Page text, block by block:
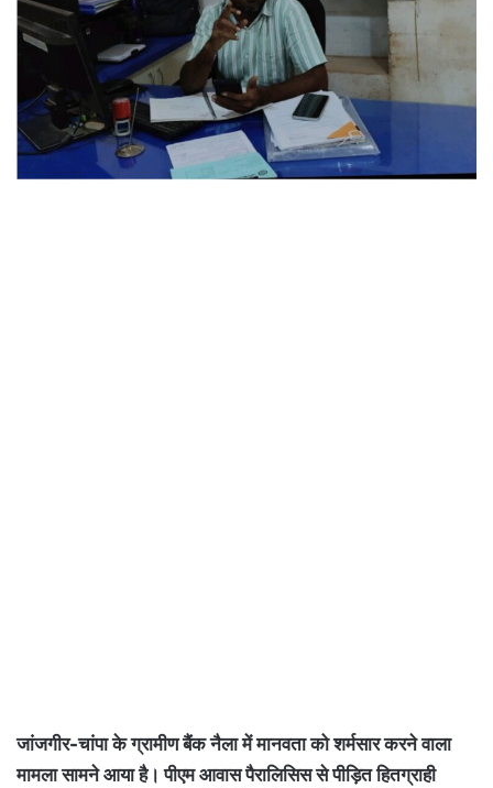
जांजगीर-चांपा के ग्रामीण बैंक नैला में मानवता को शर्मसार करने वाला
मामला सामने आया है। पीएम आवास पैरालिसिस से पीड़ित हितग्राही